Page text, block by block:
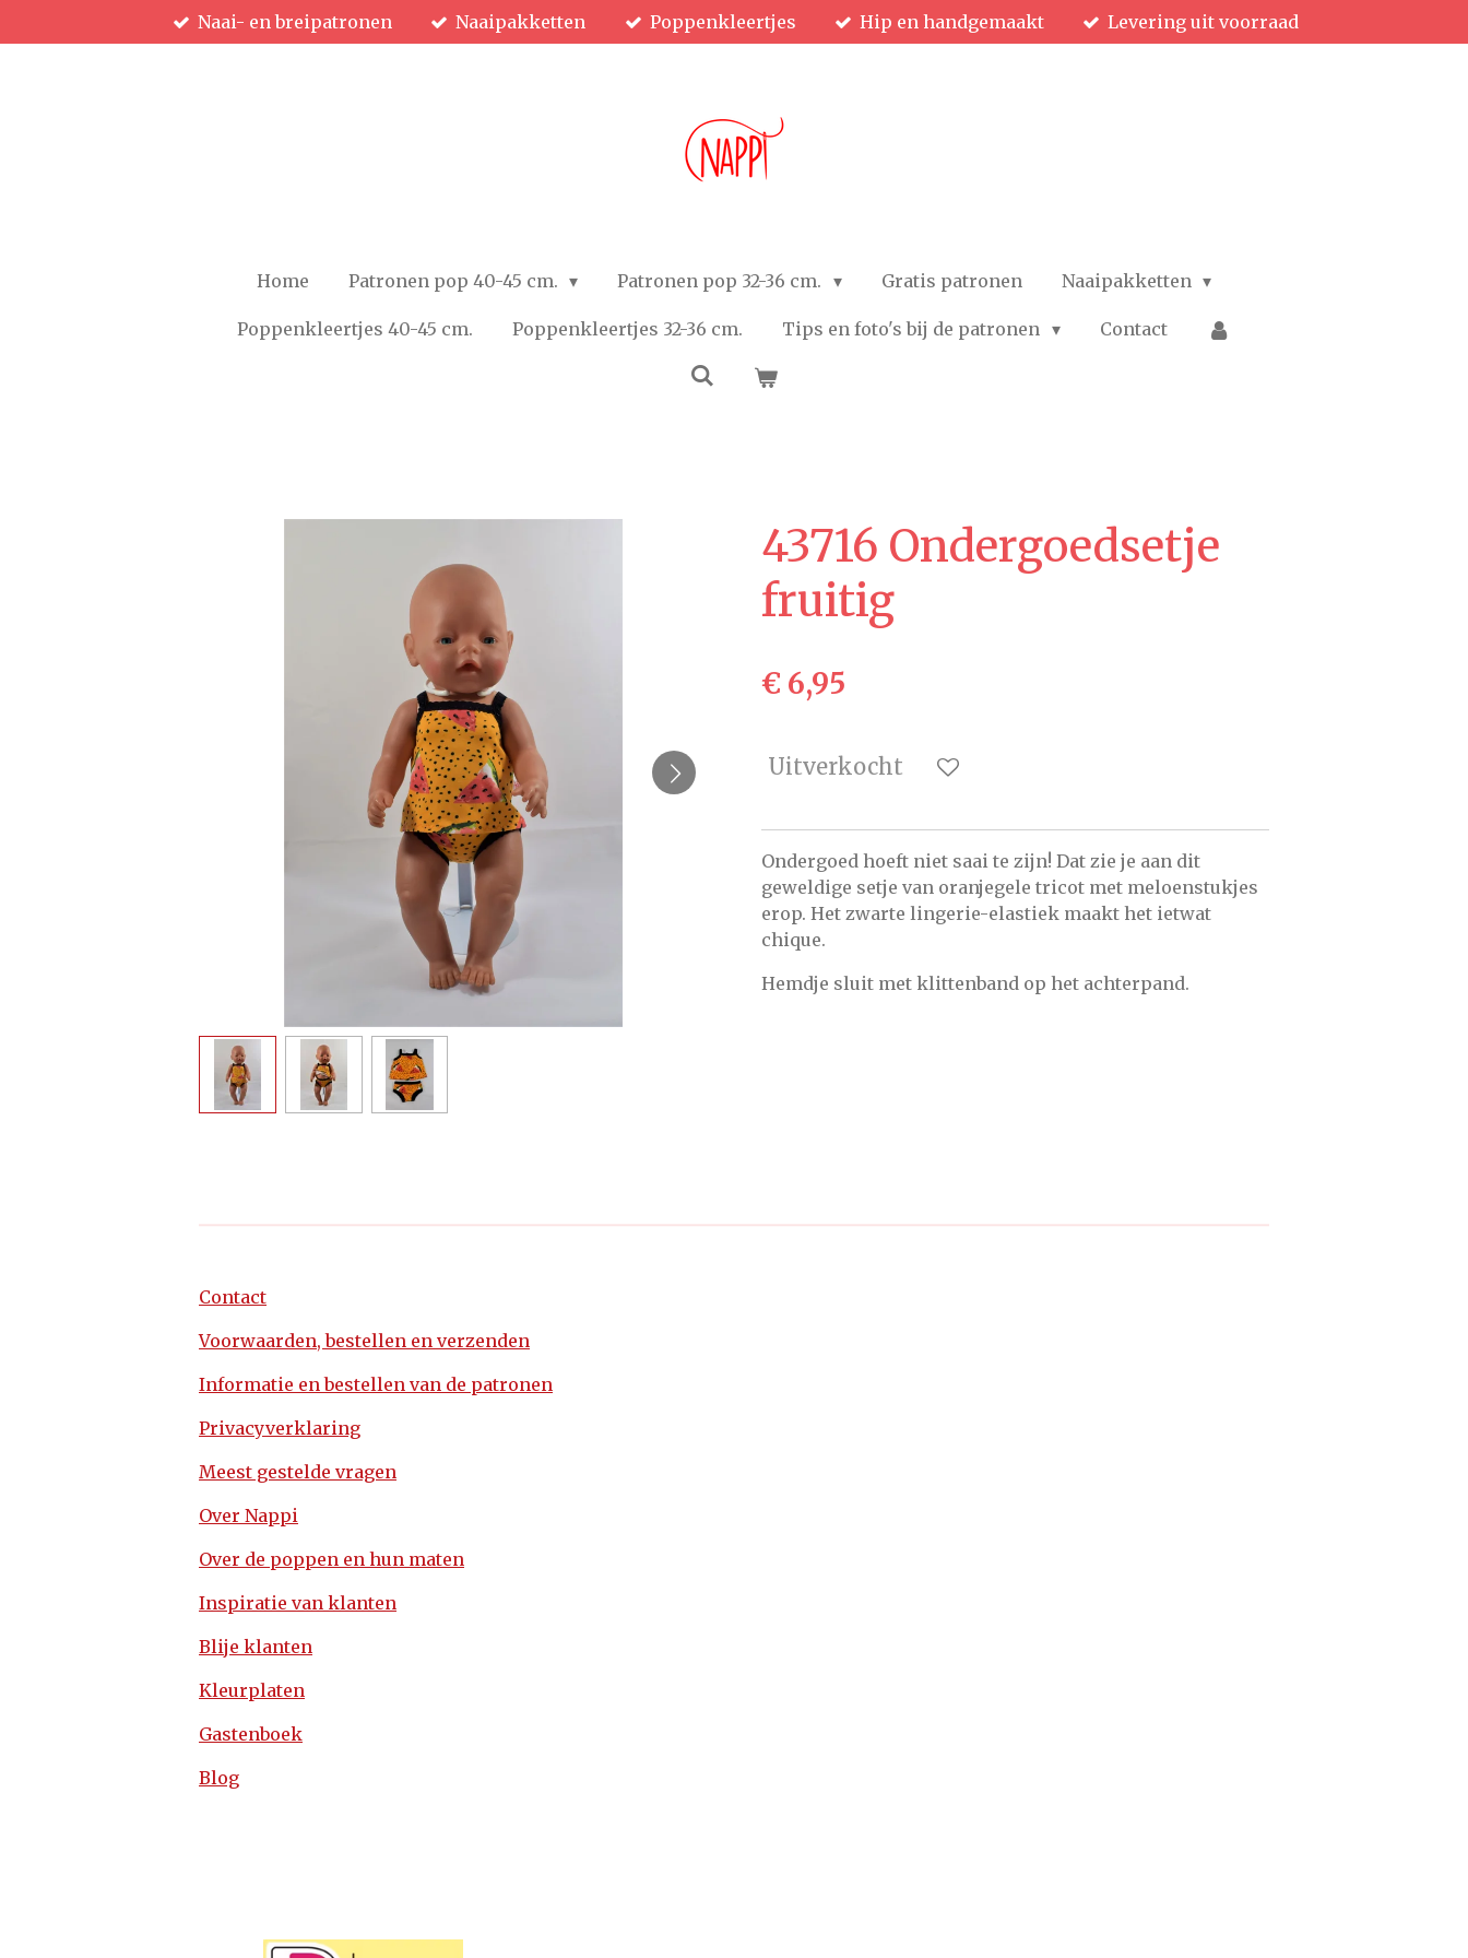
direct
Naai- en breipatronen Naaipakketten Poppenkleertjes Hip en handgemaakt Levering uit voorraad
Home Patronen pop 40-45 cm. Patronen pop 32-36 cm. Gratis patronen Naaipakketten
Poppenkleertjes 40-45 cm. Poppenkleertjes 32-36 cm. Tips en foto's bij de patronen Contact
43716 Ondergoedsetje
fruitig
€ 6,95
Uitverkocht
Ondergoed hoeft niet saai te zijn! Dat zie je aan dit
geweldige setje van oranjegele tricot met meloenstukjes
erop. Het zwarte lingerie-elastiek maakt het ietwat
chique.
Hemdje sluit met klittenband op het achterpand.
Contact
Voorwaarden, bestellen en verzenden
Informatie en bestellen van de patronen
Privacyverklaring
Meest gestelde vragen
Over Nappi
Over de poppen en hun maten
Inspiratie van klanten
Blije klanten
Kleurplaten
Gastenboek
Blog